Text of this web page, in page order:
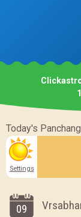
Today's Panchang
Settings
09